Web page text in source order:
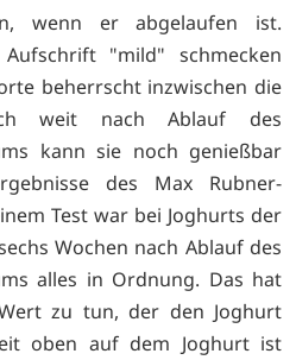
wenn er abgelaufen ist.
"mild" schmecken
beherrscht inzwischen die
weit nach Ablauf des
kann sie noch genießbar
des Max Rubner-
Test war bei Joghurts der
Wochen nach Ablauf des
alles in Ordnung. Das hat
zu tun, der den Joghurt
oben auf dem Joghurt ist